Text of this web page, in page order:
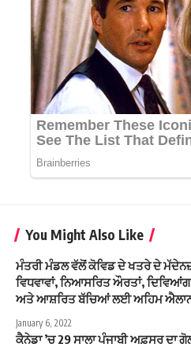
You Might Also Like
ਮੰਤਰੀ ਮੰਡਲ ਵੱਲੋਂ ਕੋਵਿਡ ਦੇ ਖਤਰੇ ਦੇ
ਵਿਧਵਾਵਾਂ, ਨਿਆਸਰਿਤ ਔਰਤਾਂ,
ਅਤੇ ਆਸ਼ਰਿਤ ਬੱਚਿਆਂ ਲਈ ਅਹਿਮ
January 6, 2022
ਕੈਨੇਡਾ ’ਚ 29 ਸਾਲਾ ਪੰਜਾਬੀ ਅਫ਼ਸਰ ਦਾ